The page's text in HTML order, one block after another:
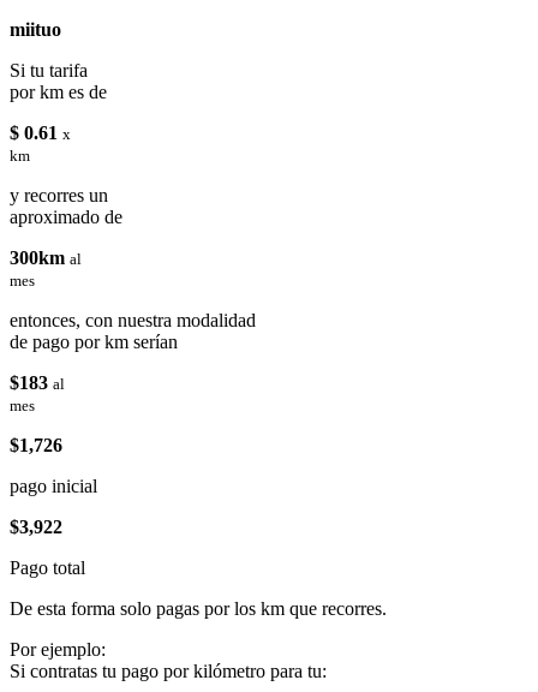
miituo
Si tu tarifa
por km es de
$ 0.61 x
km
y recorres un
aproximado de
300km al
mes
entonces, con nuestra modalidad
de pago por km serían
$183 al
mes
$1,726
pago inicial
$3,922
Pago total
De esta forma solo pagas por los km que recorres.
Por ejemplo:
Si contratas tu pago por kilómetro para tu: